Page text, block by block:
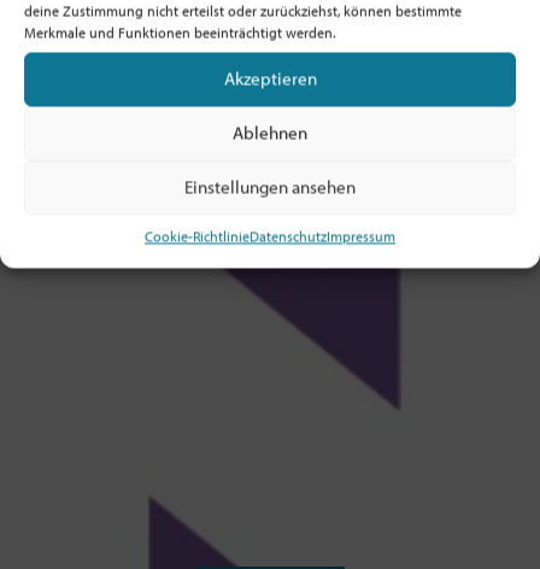
deine Zustimmung nicht erteilst oder zurückziehst, können bestimmte
Merkmale und Funktionen beeinträchtigt werden.
Akzeptieren
Ablehnen
Einstellungen ansehen
Cookie-RichtlinieDatenschutzImpressum